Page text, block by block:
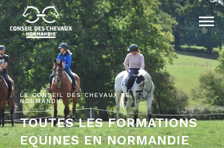
LE CONSEIL DES CHEVAUX DE
NORMANDIE
TOUTES LES FORMATIONS
EQUINES EN NORMANDIE